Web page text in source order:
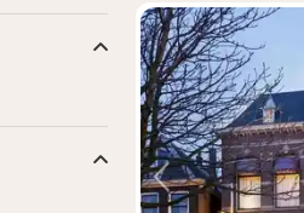
Vorige foto